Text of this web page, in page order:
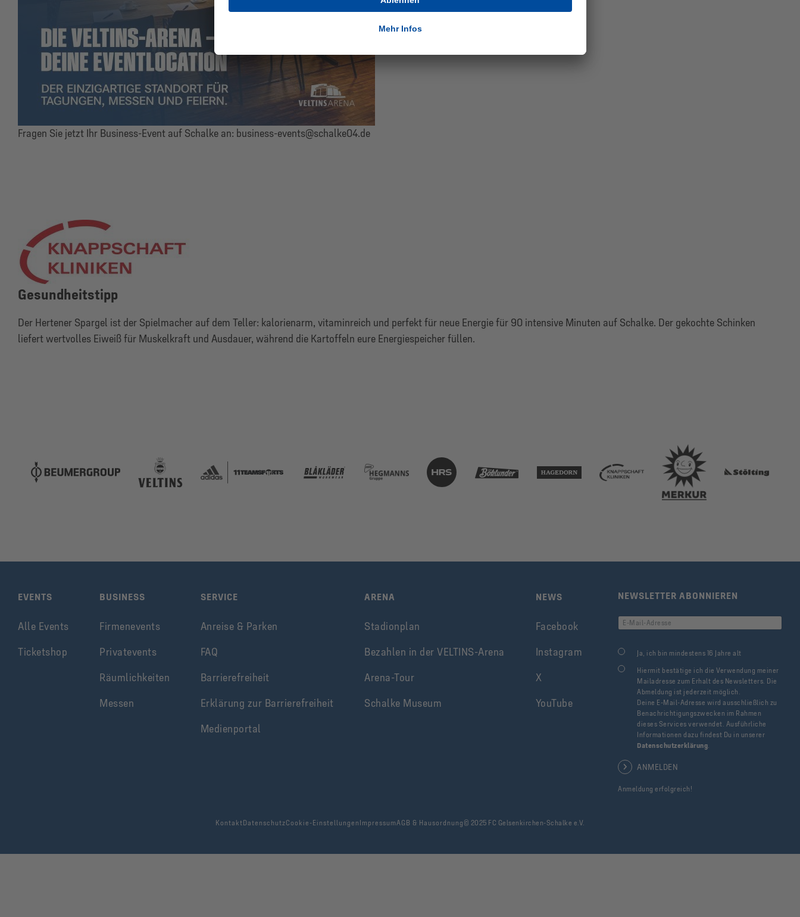
Fragen Sie jetzt Ihr Business-Event auf Schalke an: business-events@schalke04.de
Gesundheitstipp
Der Hertener Spargel ist der Spielmacher auf dem Teller: kalorienarm, vitaminreich und perfekt für neue Energie für 90 intensive Minuten auf Schalke. Der gekochte Schinken
liefert wertvolles Eiweiß für Muskelkraft und Ausdauer, während die Kartoffeln eure Energiespeicher füllen.
EVENTS
Alle Events
Ticketshop
BUSINESS
Firmenevents
Privatevents
Räumlichkeiten
Messen
SERVICE
Anreise & Parken
FAQ
Barrierefreiheit
Erklärung zur Barrierefreiheit
Medienportal
ARENA
Stadionplan
Bezahlen in der VELTINS-Arena
Arena-Tour
Schalke Museum
NEWS
Facebook
Instagram
X
YouTube
NEWSLETTER ABONNIEREN
E-Mail-Adresse
Ja, ich bin mindestens 16 Jahre alt
Hiermit bestätige ich die Verwendung meiner
Mailadresse zum Erhalt des Newsletters. Die
Abmeldung ist jederzeit möglich.
Deine E-Mail-Adresse wird ausschließlich zu
Benachrichtigungszwecken im Rahmen
dieses Services verwendet. Ausführliche
Informationen dazu findest Du in unserer
Datenschutzerklärung.
ANMELDEN
Anmeldung erfolgreich!
Kontakt DatenschutzCookie-Einstellungen ImpressumAGB & Hausordnung © 2025 FC Gelsenkirchen-Schalke e.V.